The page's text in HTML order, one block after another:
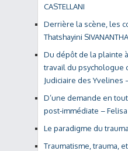
CASTELLANI
Derrière la scène, les
Thatshayini
Du dépôt de la plainte
travail du psychologue
Judiciaire des Yvelines
D’une demande en
post-immédiate – Felisa
Le paradigme du
Traumatisme, trauma,